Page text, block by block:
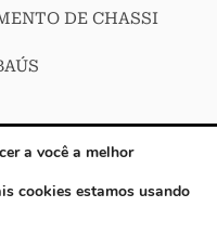
DE CHASSI
Resevados.
a você a melhor
cookies estamos usando